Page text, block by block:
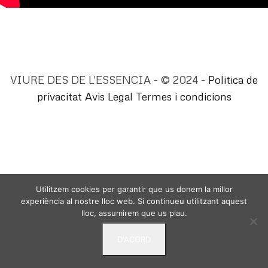
VIURE DES DE L'ESSENCIA - © 2024 - Politica de
privacitat Avis Legal Termes i condicions
Utilitzem cookies per garantir que us donem la millor
experiència al nostre lloc web. Si continueu utilitzant aquest
lloc, assumirem que us plau.